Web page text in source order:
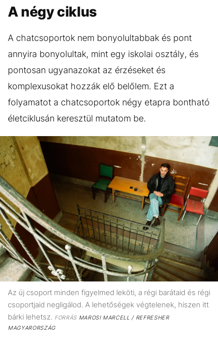
A négy ciklus
A chatcsoportok nem bonyolultabbak és pont
annyira bonyolultak, mint egy iskolai osztály, és
pontosan ugyanazokat az érzéseket és
komplexusokat hozzák elő belőlem. Ezt a
folyamatot a chatcsoportok négy etapra bontható
életciklusán keresztül mutatom be.
Az új csoport minden figyelmed leköti, a régi barátaid és régi
csoportjaid negligálod. A lehetőségek végtelenek, hiszen itt
bárki lehetsz. FORRÁSMAROSI MARCELL / REFRESHER
MAGYARORSZÁG